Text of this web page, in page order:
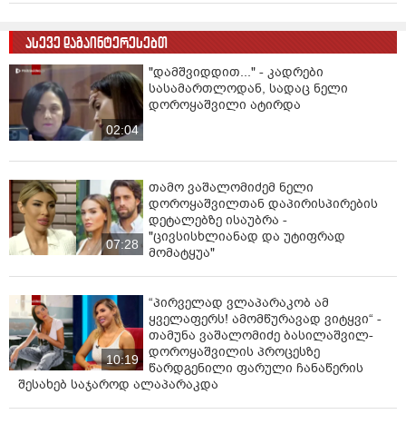
ასევე დაგაინტერესებთ
02:04
"დამშვიდდით..." - კადრები
სასამართლოდან, სადაც ნელი
დოროყაშვილი ატირდა
07:28
თამო ვაშალომიძემ ნელი
დოროყაშვილთან დაპირისპირების
დეტალებზე ისაუბრა -
"ცივსისხლიანად და უტიფრად
მომატყუა"
10:19
“პირველად ვლაპარაკობ ამ
ყველაფერს! ამომწურავად ვიტყვი“ -
თამუნა ვაშალომიძე ბასილაშვილ-
დოროყაშვილის პროცესზე
წარდგენილი ფარული ჩანაწერის
შესახებ საჯაროდ ალაპარაკდა